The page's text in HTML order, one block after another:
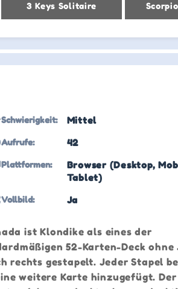
3 Keys Solitaire
Schwierigkeit: Mittel
Aufrufe: 42
Plattformen:
Browser (Desktop,
Tablet)
Vollbild: Ja
ist Klondike als eines der
52-Karten-Deck ohne
rechts gestapelt. Jeder Stapel
weitere Karte hinzugefügt.